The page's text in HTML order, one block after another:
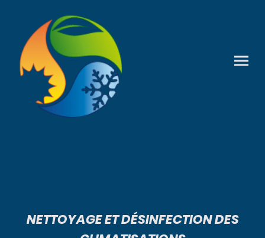
NETTOYAGE ET DÉSINFECTION DES